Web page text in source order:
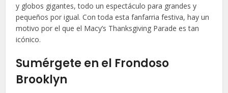
y globos gigantes, todo un espectáculo para grandes y
pequeños por igual. Con toda esta fanfarria festiva, hay un
motivo por el que el Macy’s Thanksgiving Parade es tan
icónico.
Sumérgete en el Frondoso
Brooklyn